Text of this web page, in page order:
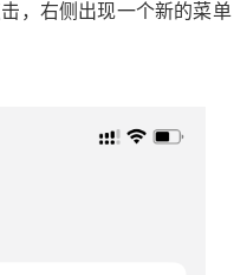
，右侧出现一个新的菜单